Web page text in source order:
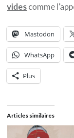
videscomme
Mastodon
WhatsApp
Plus
Articles similaires